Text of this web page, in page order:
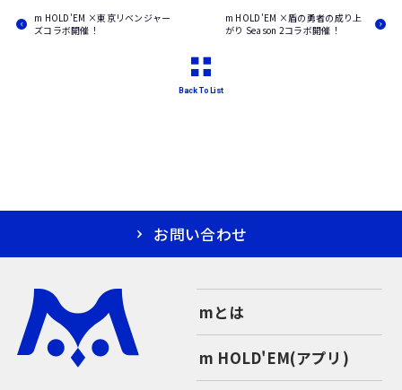
m HOLD'EM ×東京リベンジャー
ズコラボ開催！
Back To List
m HOLD'EM ×盾の勇者の成り上
がり Season 2コラボ開催！
お問い合わせ
mとは
m HOLD'EM(アプリ)